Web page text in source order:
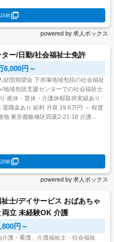
細
powered by 求人ボックス
ー/日勤/社会福祉士免許
6,000円～
19.6万円 ～ 程度
当等諸手当込(新卒モデル) 勤務地 東京都板橋区四葉2-21-16 介護...
細
powered by 求人ボックス
士/デイサービス おばあちゃ
立 未経験OK 介護
円～
介護・看護、介護福祉士・社会福祉